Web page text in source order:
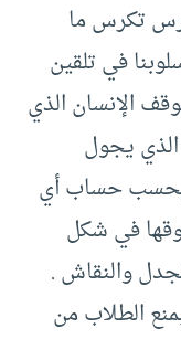
تكرس ما
في تلقين
الإنسان الذي
يجول
يحسب حساب أي
في شكل
والنقاش .
الطلاب من